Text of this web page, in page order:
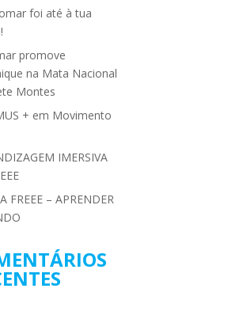
foi até à tua
promove
na Mata Nacional
Montes
+ em Movimento
IMERSIVA
FREEE – APRENDER